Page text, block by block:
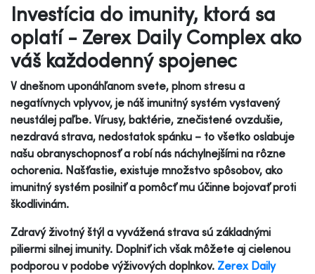
Investícia do imunity, ktorá sa
oplatí - Zerex Daily Complex ako
váš každodenný spojenec
V dnešnom uponáhľanom svete, plnom stresu a
negatívnych vplyvov, je náš imunitný systém vystavený
neustálej paľbe. Vírusy, baktérie, znečistené ovzdušie,
nezdravá strava, nedostatok spánku – to všetko oslabuje
našu obranyschopnosť a robí nás náchylnejšími na rôzne
ochorenia. Našťastie, existuje množstvo spôsobov, ako
imunitný systém posilniť a pomôcť mu účinne bojovať proti
škodlivinám.
Zdravý životný štýl a vyvážená strava sú základnými
piliermi silnej imunity. Doplniť ich však môžete aj cielenou
podporou v podobe výživových doplnkov. Zerex Daily